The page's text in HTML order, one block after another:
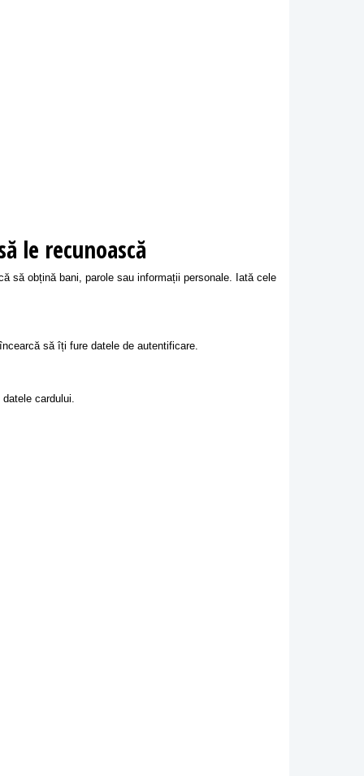
le recunoască
obțină bani, parole sau informații personale. Iată cele
să îți fure datele de autentificare.
cardului.